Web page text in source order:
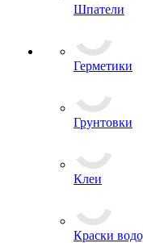
Шпатели
Герметики
Грунтовки
Клеи
Краски